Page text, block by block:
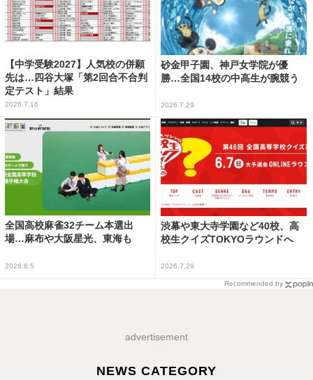
【中学受験2027】人気校の併願
先は…四谷大塚「第2回合不合判
定テスト」結果
2026.7.16
砂金甲子園、神戸女学院が優
勝…全国14校の中高生が腕競う
2026.7.29
全国高校麻雀32チーム本選出
場…麻布や大阪星光、東海も
2026.8.5
渋幕や東大寺学園など40校、高
校生クイズTOKYOラウンドへ
2026.7.29
Recommended by
advertisement
NEWS CATEGORY